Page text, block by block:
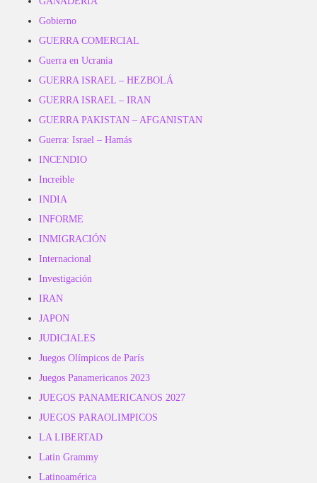
Gobierno
GUERRA COMERCIAL
Guerra en Ucrania
GUERRA ISRAEL – HEZBOLÁ
GUERRA ISRAEL – IRAN
GUERRA PAKISTAN – AFGANISTAN
Guerra: Israel – Hamás
INCENDIO
Increible
INDIA
INFORME
INMIGRACIÓN
Internacional
Investigación
IRAN
JAPON
JUDICIALES
Juegos Olímpicos de París
Juegos Panamericanos 2023
JUEGOS PANAMERICANOS 2027
JUEGOS PARAOLIMPICOS
LA LIBERTAD
Latin Grammy
Latinoamérica